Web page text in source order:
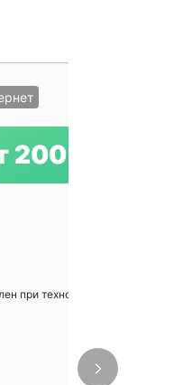
200
при технологии GPON